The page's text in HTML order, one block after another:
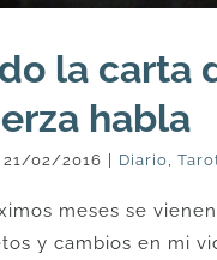
la carta
habla
21/02/2016 | Diario
meses se vienen
y cambios en mi